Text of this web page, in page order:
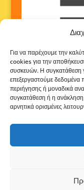
Για να παρέχουμε την
cookies για την
συσκευών. Η συγκατάθεση
επεξεργαστούμε
περιήγησης ή μοναδικά
συγκατάθεση ή η ανάκληση
αρνητικά ορισμένες